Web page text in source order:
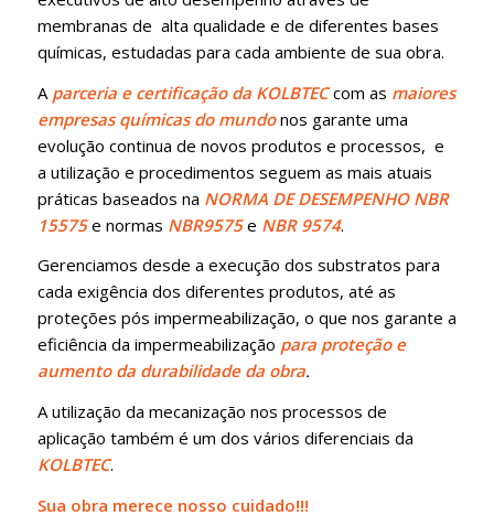
membranas de alta qualidade e de diferentes bases
químicas, estudadas para cada ambiente de sua obra.
A parceria e certificação da KOLBTECcom as maiores
empresas químicas do mundonos garante uma
evolução continua de novos produtos e processos, e
a utilização e procedimentos seguem as mais atuais
práticas baseados na NORMA DE DESEMPENHO NBR
15575e normas NBR9575 e NBR 9574.
Gerenciamos desde a execução dos substratos para
cada exigência dos diferentes produtos, até as
proteções pós impermeabilização, o que nos garante a
eficiência da impermeabilização para proteção e
aumento da durabilidade da obra.
A utilização da mecanização nos processos de
aplicação também é um dos vários diferenciais da
KOLBTEC.
Sua obra merece nosso cuidado!!!